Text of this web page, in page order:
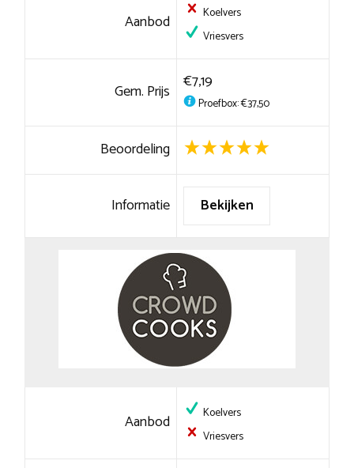
Aanbod
Koelvers
Vriesvers
Gem. Prijs €7,19
Proefbox: €37,50
Beoordeling
Informatie Bekijken
Aanbod
Koelvers
Vriesvers